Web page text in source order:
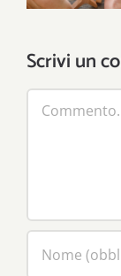
vincono le
Scrivi un